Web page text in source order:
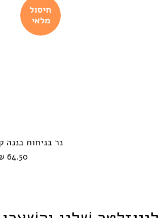
חיסול
מלאי
64.50 ₪